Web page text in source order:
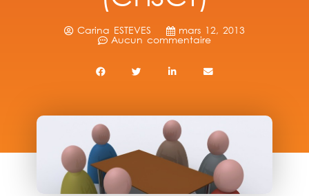
Carina ESTEVES
mars 12, 2013
Aucun commentaire